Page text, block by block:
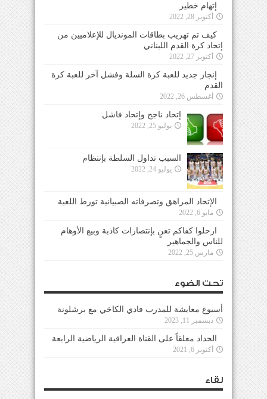
إتهام خطير
أكتوبر 28, 2022
كيف تم تهريب بطاقات المونديال للإعلاميين من
إتحاد كرة القدم اللبناني
أكتوبر 27, 2022
إنجاز جديد للعبة كرة السلة وفشل آخر للعبة كرة
القدم
أغسطس 26, 2022
إتحاد ناجح وإتحاد فاشل
يوليو 25, 2022
السبب تداول السلطة بإنتظام
يوليو 24, 2022
الإتحاد المراهق وتصرفاته الصبيانية تورط اللعبة
مايو 6, 2022
ارحلوا كفاكم تغنٍ بإنتصارات كاذبة وبيع الأوهام
للناس والجماهير
مارس 25, 2022
تحت الضوء
أسبوع معايشة للمدرب فادي الكاخي مع برشلونة
ديسمبر 11, 2023
الحداد معلقاً على القناة العراقية الرياضية الرابعة
أكتوبر 6, 2021
لقاء